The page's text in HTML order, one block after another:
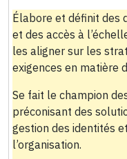
Élabore et définit des
et des accès à
les aligner sur les
exigences en matière
Se fait le champion
préconisant des
gestion des identités
l’organisation.